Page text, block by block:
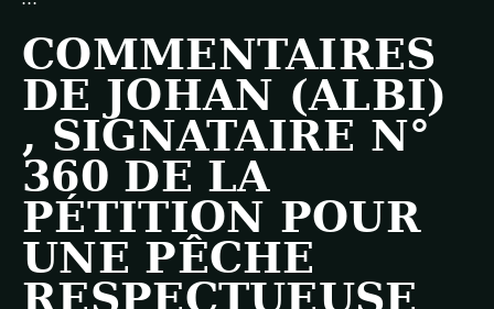
COMMENTAIRES
DE JOHAN (ALBI)
, SIGNATAIRE N°
360 DE LA
PÉTITION POUR
UNE PÊCHE
RESPECTUEUSE